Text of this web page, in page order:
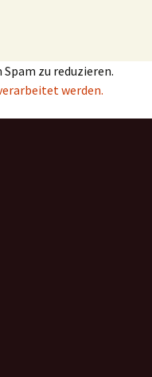
zu reduzieren.
werden.